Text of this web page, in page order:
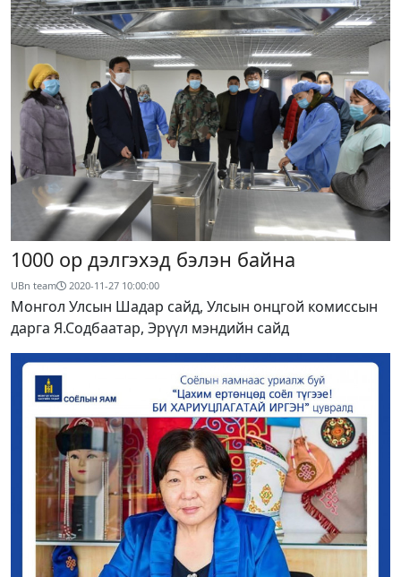
1000 ор дэлгэхэд бэлэн байна
UBn team 2020-11-27 10:00:00
Монгол Улсын Шадар сайд, Улсын онцгой комиссын
дарга Я.Содбаатар, Эрүүл мэндийн сайд